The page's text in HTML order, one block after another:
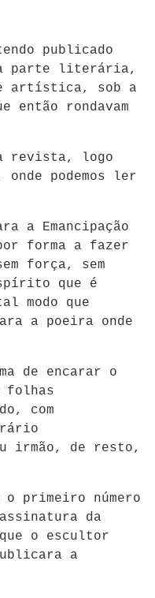
publicado
a parte literária,
artística, sob a
rondavam
revista, logo
podemos ler
a Emancipação
forma a fazer
força, sem
que é
modo que
a poeira onde
de encarar o
folhas
com
irmão, de resto,
primeiro número
da
que o escultor
a